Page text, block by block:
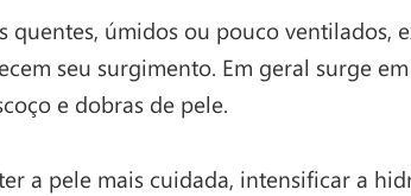
quentes, úmidos ou pouco ventilados,
seu surgimento. Em geral surge
e dobras de pele.
a pele mais cuidada, intensificar a